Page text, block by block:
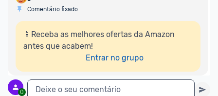
Comentário fixado
📱Receba as melhores ofertas da Amazon
antes que acabem!
Entrar no grupo
0 Deixe o seu comentário